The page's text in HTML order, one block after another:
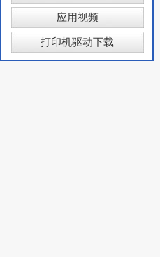
应用视频
打印机驱动下载